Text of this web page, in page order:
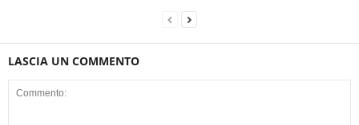
LASCIA UN COMMENTO